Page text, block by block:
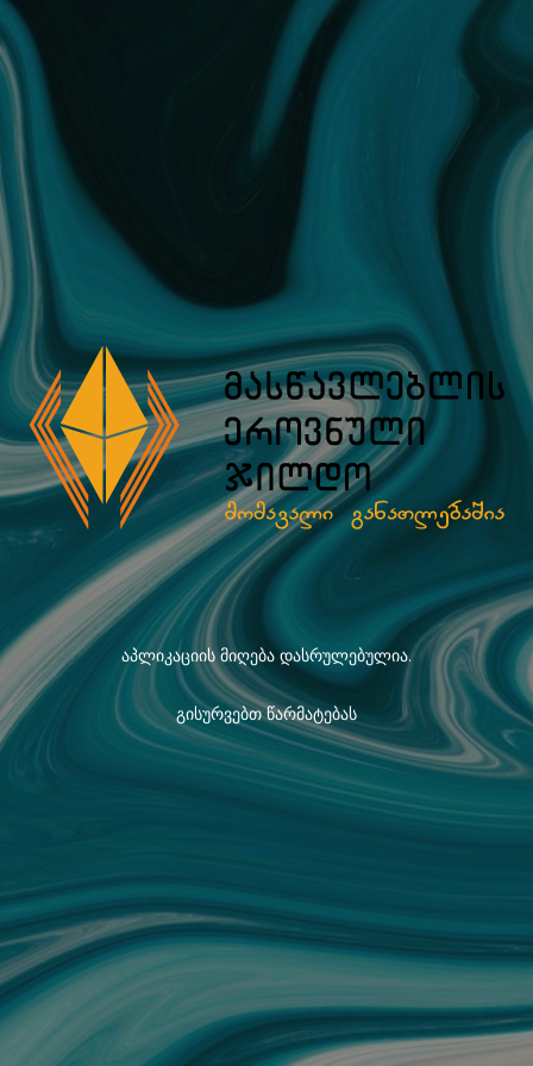
აპლიკაციის მიღება დასრულებულია.
გისურვებთ წარმატებას